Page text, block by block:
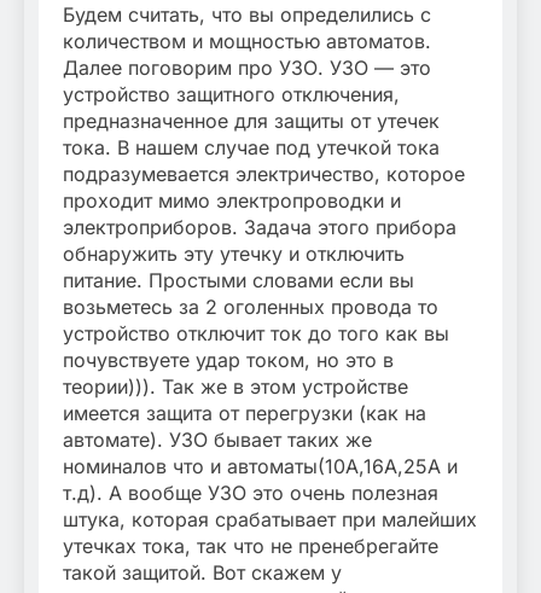
Будем считать, что вы определились с
количеством и мощностью автоматов.
Далее поговорим про УЗО. УЗО — это
устройство защитного отключения,
предназначенное для защиты от утечек
тока. В нашем случае под утечкой тока
подразумевается электричество, которое
проходит мимо электропроводки и
электроприборов. Задача этого прибора
обнаружить эту утечку и отключить
питание. Простыми словами если вы
возьметесь за 2 оголенных провода то
устройство отключит ток до того как вы
почувствуете удар током, но это в
теории))). Так же в этом устройстве
имеется защита от перегрузки (как на
автомате). УЗО бывает таких же
номиналов что и автоматы(10А,16А,25А и
т.д). А вообще УЗО это очень полезная
штука, которая срабатывает при малейших
утечках тока, так что не пренебрегайте
такой защитой. Вот скажем у